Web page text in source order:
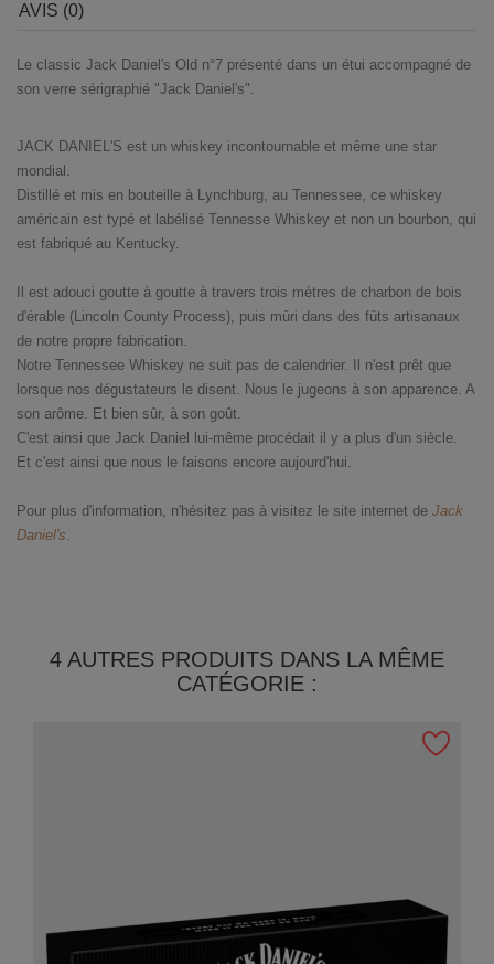
AVIS (0)
Le classic Jack Daniel's Old n°7 présenté dans un étui accompagné de
son verre sérigraphié "Jack Daniel's".
JACK DANIEL'S est un whiskey incontournable et même une star
mondial.
Distillé et mis en bouteille à Lynchburg, au Tennessee, ce whiskey
américain est typé et labélisé Tennesse Whiskey et non un bourbon, qui
est fabriqué au Kentucky.
Il est adouci goutte à goutte à travers trois mètres de charbon de bois
d'érable (Lincoln County Process), puis mûri dans des fûts artisanaux
de notre propre fabrication.
Notre Tennessee Whiskey ne suit pas de calendrier. Il n'est prêt que
lorsque nos dégustateurs le disent. Nous le jugeons à son apparence. A
son arôme. Et bien sûr, à son goût.
C'est ainsi que Jack Daniel lui-même procédait il y a plus d'un siècle.
Et c'est ainsi que nous le faisons encore aujourd'hui.
Pour plus d'information, n'hésitez pas à visitez le site internet de Jack
Daniel's.
4 AUTRES PRODUITS DANS LA MÊME
CATÉGORIE :